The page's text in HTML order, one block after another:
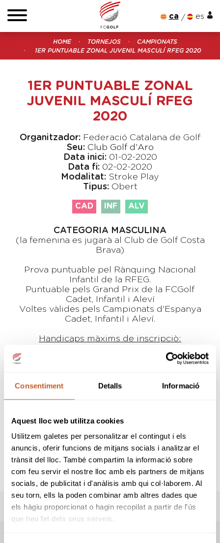
Consentiment Detalls Informació
Aquest lloc web utilitza cookies
Utilitzem galetes per personalitzar el contingut i els
anuncis, oferir funcions de mitjans socials i analitzar el
trànsit del lloc. També compartim la informació sobre
com feu servir el nostre lloc amb els partners de mitjans
socials, de publicitat i d'anàlisis amb qui col·laborem. Al
seu torn, ells la poden combinar amb altres dades que
els hàgiu proporcionat o hagin recopilat a partir de l'ús
que heu fet dels seus serveis.
ca es
HOME TORNEJOS
CAMPIONATS
1ER PUNTUABLE ZONAL JUVENIL MASCULÍ RFEG 2020
1ER PUNTUABLE ZONAL
JUVENIL MASCULÍ RFEG
2020
Organitzador: Federació Catalana de Golf
Seu: Club Golf d'Aro
Data inici: 01-02-2020
Data fi: 02-02-2020
Modalitat: Stroke Play
Tipus: Obert
CAD INF ALV
CATEGORIA MASCULINA
(la femenina es jugarà al Club de Golf Costa
Brava)
Prova puntuable pel Rànquing Nacional
Infantil de la RFEG.
Puntuable pels Grand Prix de la FCGolf
Cadet, Infantil i Aleví
Voltes vàlides pels Campionats d'Espanya
Cadet, Infantil i Aleví.
Handicaps màxims de inscripciò:
Participaran un total de
jugadores,
distribuïts de la següent manera:
27 Infantils
Entrega de premis
Al finalitzar la segona jornada (diumenge) es
realitzarà el repartiment de premis a les
instalacions del Club.
PREMIS